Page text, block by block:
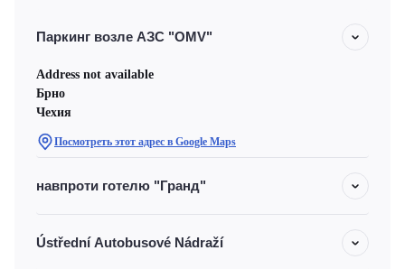
Паркинг возле АЗС "OMV"
Address not available
Брно
Чехия
Посмотреть этот адрес в Google Maps
навпроти готелю "Гранд"
Ústřední Autobusové Nádraží